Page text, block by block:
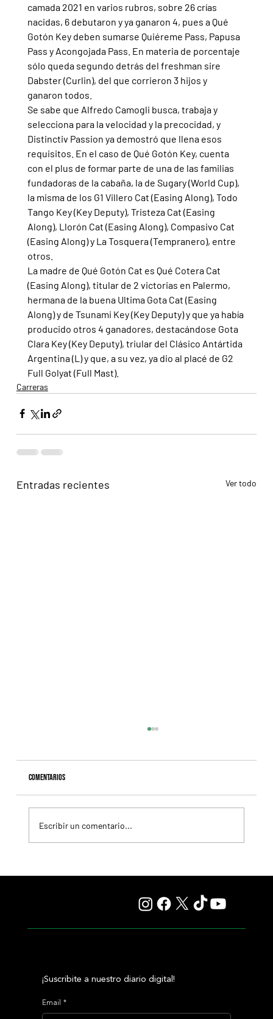
camada 2021 en varios rubros, sobre 26 crías
nacidas, 6 debutaron y ya ganaron 4, pues a Qué
Gotón Key deben sumarse Quiéreme Pass, Papusa
Pass y Acongojada Pass. En materia de porcentaje
sólo queda segundo detrás del freshman sire
Dabster (Curlin), del que corrieron 3 hijos y
ganaron todos.
Se sabe que Alfredo Camogli busca, trabaja y
selecciona para la velocidad y la precocidad, y
Distinctiv Passion ya demostró que llena esos
requisitos. En el caso de Qué Gotón Key, cuenta
con el plus de formar parte de una de las familias
fundadoras de la cabaña, la de Sugary (World Cup),
la misma de los G1 Villero Cat (Easing Along), Todo
Tango Key (Key Deputy), Tristeza Cat (Easing
Along), Llorón Cat (Easing Along), Compasivo Cat
(Easing Along) y La Tosquera (Tempranero), entre
otros.
La madre de Qué Gotón Cat es Qué Cotera Cat
(Easing Along), titular de 2 victorias en Palermo,
hermana de la buena Ultima Gota Cat (Easing
Along) y de Tsunami Key (Key Deputy) y que ya había
producido otros 4 ganadores, destacándose Gota
Clara Key (Key Deputy), triular del Clásico Antártida
Argentina (L) y que, a su vez, ya dio al placé de G2
Full Golyat (Full Mast).
Carreras
Entradas recientes Ver todo
Comentarios
Escribir un comentario...
¡Suscribite a nuestro diario digital!
Email *